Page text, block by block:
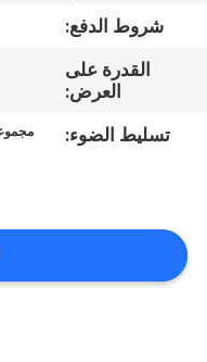
اتصل
اطلب
SITEMAP
شروط الدفع:
القدرة على
العرض:
تسليط الضوء: